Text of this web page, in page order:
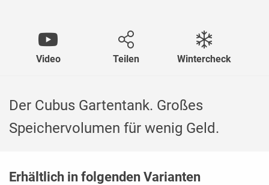
Video Teilen Wintercheck
Der Cubus Gartentank. Großes
Speichervolumen für wenig Geld.
Erhältlich in folgenden Varianten